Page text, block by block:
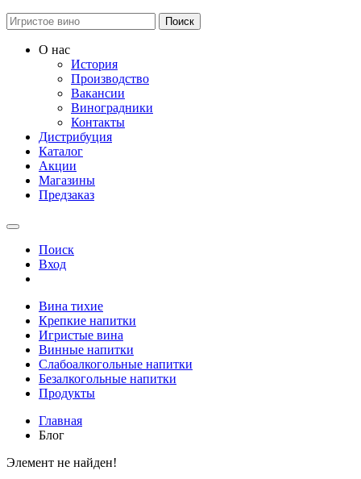
Поиск
О нас
История
Производство
Вакансии
Виноградники
Контакты
Дистрибуция
Каталог
Акции
Магазины
Предзаказ
Поиск
Вход
Вина тихие
Крепкие напитки
Игристые вина
Винные напитки
Слабоалкогольные напитки
Безалкогольные напитки
Продукты
Главная
Блог
Элемент не найден!